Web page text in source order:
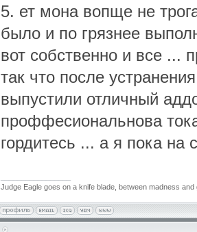
5. ет мона вопще не
было и по грязнее
вот собственно и все ...
так что после
выпустили отличный
проффесиональнова
гордитесь ... а я пока на
Judge Eagle goes on a knife blade, between madness